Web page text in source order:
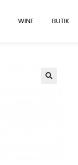
WINE BUTIK